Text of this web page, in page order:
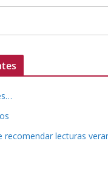
recomendar lecturas